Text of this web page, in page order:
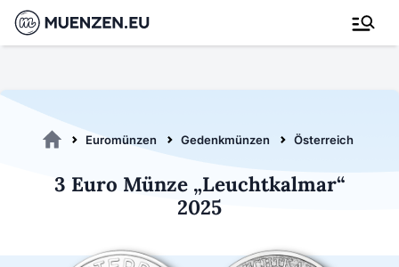
Euromünzen Gedenkmünzen Österreich 2025
3 Euro Münze „Leuchtkalmar“
2025